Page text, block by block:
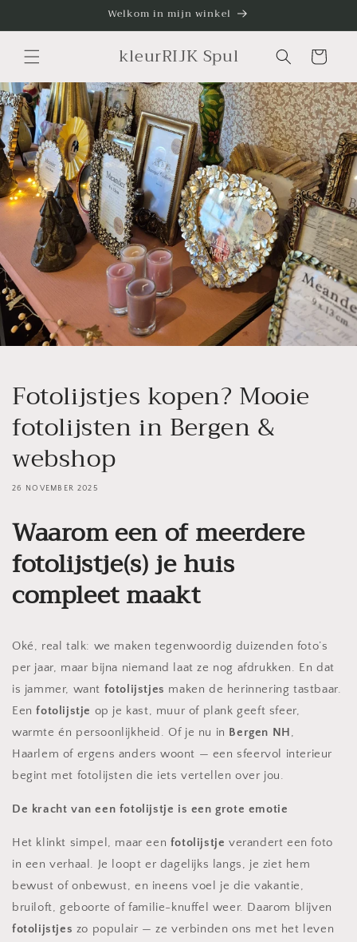
content
Welkom in mijn winkel
kleurRIJK Spul Winkelwagen
Fotolijstjes kopen? Mooie
fotolijsten in Bergen &
webshop
26 NOVEMBER 2025
Waarom een of meerdere
fotolijstje(s) je huis
compleet maakt
Oké, real talk: we maken tegenwoordig duizenden foto’s
per jaar, maar bijna niemand laat ze nog afdrukken. En dat
is jammer, want fotolijstjes maken de herinnering tastbaar.
Eenfotolijstje op je kast, muur of plank geeft sfeer,
warmte én persoonlijkheid. Of je nu in Bergen NH,
Haarlem of ergens anders woont — een sfeervol interieur
begint met fotolijsten die iets vertellen over jou.
De kracht van een fotolijstje is een grote emotie
Het klinkt simpel, maar een fotolijstje verandert een foto
in een verhaal. Je loopt er dagelijks langs, je ziet hem
bewust of onbewust, en ineens voel je die vakantie,
bruiloft, geboorte of familie-knuffel weer. Daarom blijven
fotolijstjes zo populair — ze verbinden ons met het leven